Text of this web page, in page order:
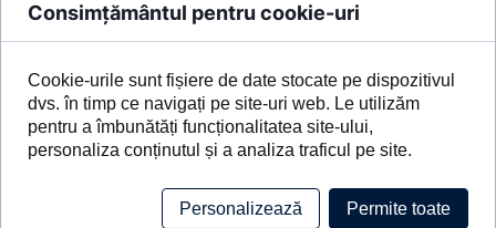
Onici
Consimțământul pentru cookie-uri
Cookie-urile sunt fișiere de date stocate pe dispozitivul
dvs. în timp ce navigați pe site-uri web. Le utilizăm
pentru a îmbunătăți funcționalitatea site-ului,
personaliza conținutul și a analiza traficul pe site.
Personalizează Permite toate